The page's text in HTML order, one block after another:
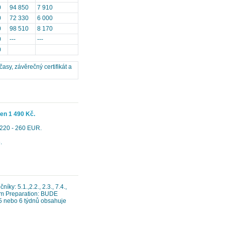
94 850
7 910
72 330
6 000
98 510
8 170
---
---
závěrečný certifikát a
1 490 Kč.
- 260 EUR.
5.1.,2.2., 2.3., 7.4.,
Preparation: BUDE
nebo 6 týdnů obsahuje